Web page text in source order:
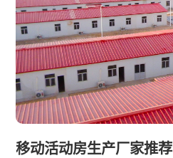
移动活动房生产厂家推荐